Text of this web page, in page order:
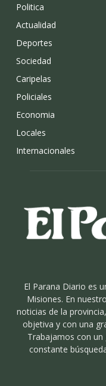
Politica
Actualidad
Deportes
Sociedad
Caripelas
Policiales
Economia
Locales
Internacionales
El Parana Diario es
Misiones. En
noticias de la
objetiva y con una
Trabajamos con un
constante